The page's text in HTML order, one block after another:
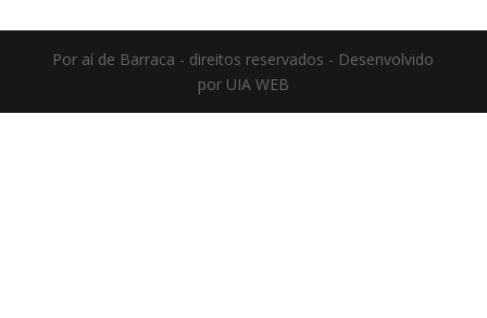
Por aí de Barraca - direitos reservados - Desenvolvido
por UIA WEB